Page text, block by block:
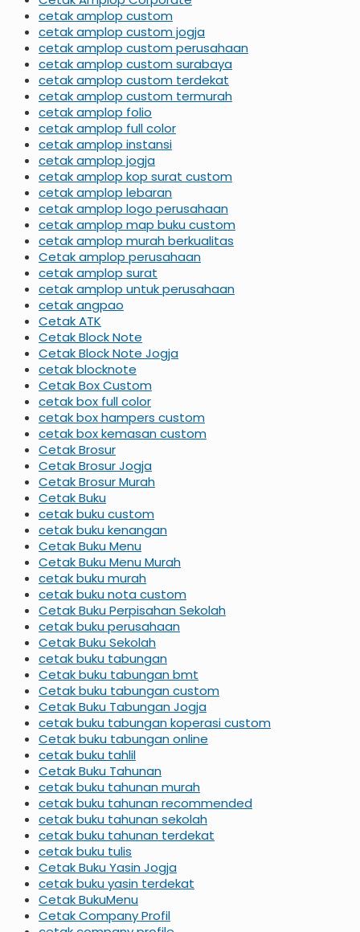
cetak amplop custom
cetak amplop custom jogja
cetak amplop custom perusahaan
cetak amplop custom surabaya
cetak amplop custom terdekat
cetak amplop custom termurah
cetak amplop folio
cetak amplop full color
cetak amplop instansi
cetak amplop jogja
cetak amplop kop surat custom
cetak amplop lebaran
cetak amplop logo perusahaan
cetak amplop map buku custom
cetak amplop murah berkualitas
Cetak amplop perusahaan
cetak amplop surat
cetak amplop untuk perusahaan
cetak angpao
Cetak ATK
Cetak Block Note
Cetak Block Note Jogja
cetak blocknote
Cetak Box Custom
cetak box full color
cetak box hampers custom
cetak box kemasan custom
Cetak Brosur
Cetak Brosur Jogja
Cetak Brosur Murah
Cetak Buku
cetak buku custom
cetak buku kenangan
Cetak Buku Menu
Cetak Buku Menu Murah
cetak buku murah
cetak buku nota custom
Cetak Buku Perpisahan Sekolah
cetak buku perusahaan
Cetak Buku Sekolah
cetak buku tabungan
Cetak buku tabungan bmt
Cetak buku tabungan custom
Cetak Buku Tabungan Jogja
cetak buku tabungan koperasi custom
Cetak buku tabungan online
cetak buku tahlil
Cetak Buku Tahunan
cetak buku tahunan murah
cetak buku tahunan recommended
cetak buku tahunan sekolah
cetak buku tahunan terdekat
cetak buku tulis
Cetak Buku Yasin Jogja
cetak buku yasin terdekat
Cetak BukuMenu
Cetak Company Profil